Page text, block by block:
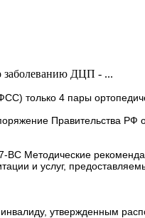
заболеванию ДЦП - ...
только 4 пары
Правительства РФ
ВС Методические
и услуг,
утвержденным